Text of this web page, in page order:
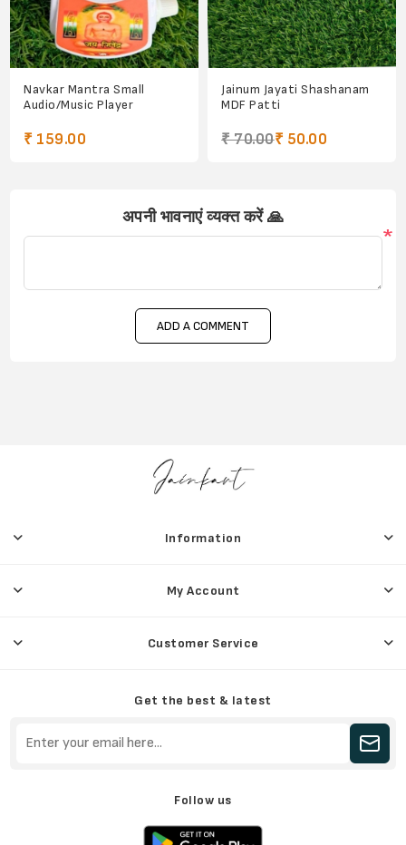
Navkar Mantra Small
Audio/Music Player
₹ 159.00
Jainum Jayati Shashanam
MDF Patti
₹ 70.00₹ 50.00
अपनी भावनाएं व्यक्त करें 🙏
*
ADD A COMMENT
Information
My Account
Customer Service
Get the best & latest
Follow us